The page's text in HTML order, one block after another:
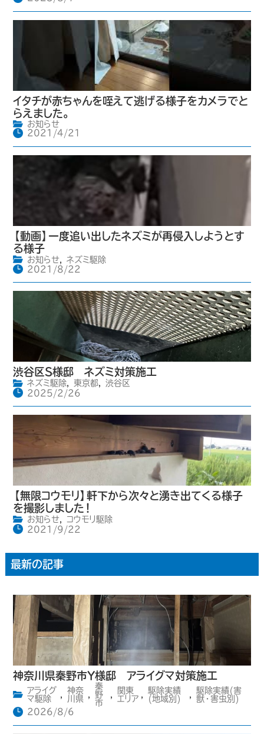
イタチが赤ちゃんを咥えて逃げる様子をカメラでと
らえました。
お知らせ
2021/4/21
【動画】一度追い出したネズミが再侵入しようとす
る様子
お知らせ,
ネズミ駆除
2021/8/22
渋谷区S様邸 ネズミ対策施工
ネズミ駆除, 東京都,
渋谷区
2025/2/26
【無限コウモリ】軒下から次々と湧き出てくる様子
を撮影しました！
お知らせ,
コウモリ駆除
2021/9/22
最新の記事
神奈川県秦野市Y様邸 アライグマ対策施工
アライグ
マ駆除
,
神奈
川県 ,
秦
野
市
,
関東
エリア ,
駆除実績
(地域別)
,
駆除実績(害
獣・害虫別)
2026/8/6